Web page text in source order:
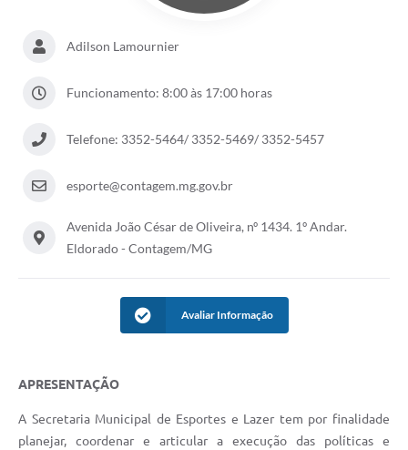
Adilson Lamournier
Funcionamento: 8:00 às 17:00 horas
Telefone: 3352-5464/ 3352-5469/ 3352-5457
esporte@contagem.mg.gov.br
Avenida João César de Oliveira, nº 1434. 1º Andar.
Eldorado - Contagem/MG
Avaliar Informação
APRESENTAÇÃO
A Secretaria Municipal de Esportes e Lazer tem por finalidade
planejar, coordenar e articular a execução das políticas e